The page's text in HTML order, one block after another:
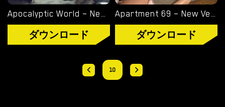
ビジュアルノベル Apocalyptic World – New Version 0.34 [ttyrke]
ダウンロード
Apartment 69 – New Version 0.07 [Luxee]
ダウンロード
10